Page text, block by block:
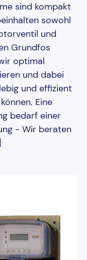
sind kompakt
sowohl
und
Grundfos
optimal
und dabei
und effizient
Eine
bedarf einer
- Wir beraten